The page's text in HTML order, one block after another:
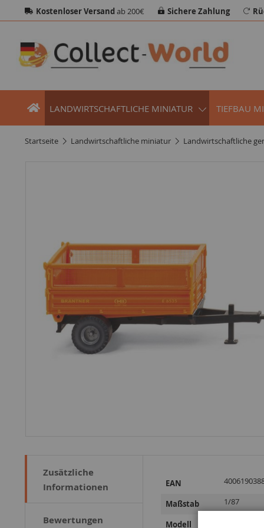
Kostenloser Versandab 200€ Sichere Zahlung
LANDWIRTSCHAFTLICHE MINIATUR TIEFBAU
startseite landwirtschaftliche miniatur landwirtschaftliche
Zusätzliche
Informationen
Bewertungen
Informationen
EAN
Maßstab 1/87
Modell